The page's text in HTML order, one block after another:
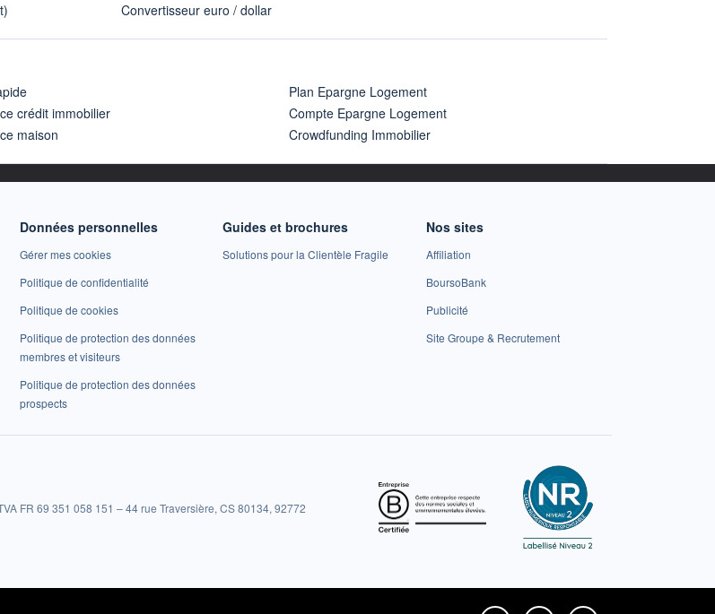
Convertisseur euro / dollar
crédit immobilier
maison
Plan Epargne Logement
Compte Epargne Logement
Crowdfunding Immobilier
Données personnelles
Gérer mes cookies
Politique de confidentialité
Politique de cookies
Politique de protection des données
membres et visiteurs
Politique de protection des données
prospects
Guides et brochures
Solutions pour la Clientèle Fragile
Nos sites
Affiliation
BoursoBank
Publicité
Site Groupe & Recrutement
FR 69 351 058 151 – 44 rue Traversière, CS 80134, 92772